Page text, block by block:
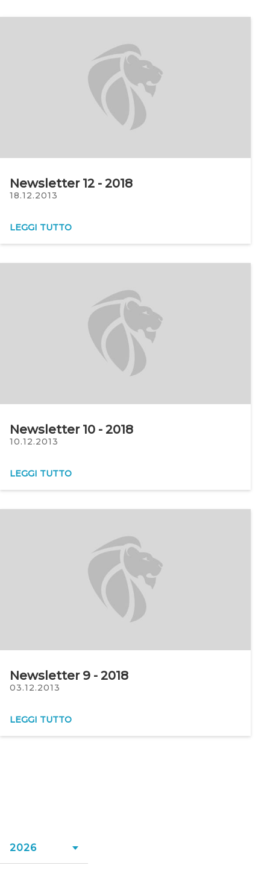
Newsletter 12 - 2018
18.12.2013
LEGGI TUTTO
Newsletter 10 - 2018
10.12.2013
LEGGI TUTTO
Newsletter 9 - 2018
03.12.2013
LEGGI TUTTO
2026